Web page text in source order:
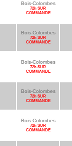
Bois-Colombes
72h SUR
COMMANDE
Bois-Colombes
72h SUR
COMMANDE
Bois-Colombes
72h SUR
COMMANDE
Bois-Colombes
72h SUR
COMMANDE
Bois-Colombes
72h SUR
COMMANDE